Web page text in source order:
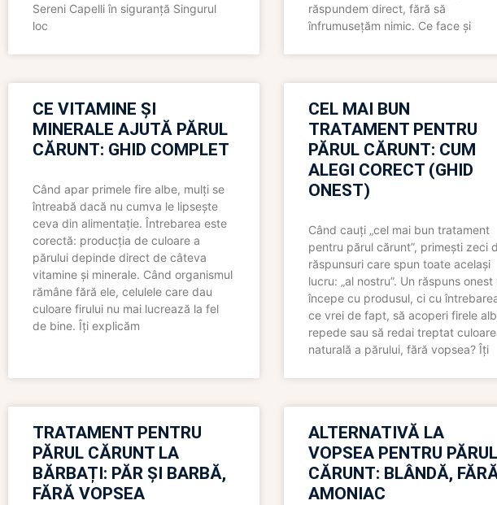
Sereni Capelli în siguranță Singurul
loc
răspundem direct, fără să
înfrumusețăm nimic. Ce face și
CE VITAMINE ȘI
MINERALE AJUTĂ PĂRUL
CĂRUNT: GHID COMPLET
Când apar primele fire albe, mulți se
întreabă dacă nu cumva le lipsește
ceva din alimentație. Întrebarea este
corectă: producția de culoare a
părului depinde direct de câteva
vitamine și minerale. Când organismul
rămâne fără ele, celulele care dau
culoare firului nu mai lucrează la fel
de bine. Îți explicăm
CEL MAI BUN
TRATAMENT PENTRU
PĂRUL CĂRUNT: CUM
ALEGI CORECT (GHID
ONEST)
Când cauți „cel mai bun tratament
pentru părul cărunt”, primești zeci
răspunsuri care spun toate același
lucru: „al nostru”. Un răspuns onest
începe cu produsul, ci cu
ce vrei de fapt, să acoperi firele
repede sau să redai treptat
naturală a părului, fără vopsea? Îți
TRATAMENT PENTRU
PĂRUL CĂRUNT LA
BĂRBAȚI: PĂR ȘI BARBĂ,
FĂRĂ VOPSEA
ALTERNATIVĂ LA
VOPSEA PENTRU PĂRUL
CĂRUNT: BLÂNDĂ,
AMONIAC